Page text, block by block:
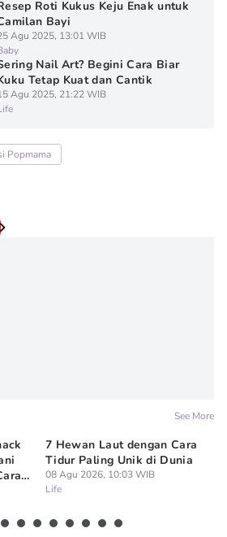
Roti Kukus Keju Enak untuk
Bayi
Agu 2025, 13:01 WIB
Nail Art? Begini Cara Biar
Tetap Kuat dan Cantik
Agu 2025, 21:22 WIB
Popmama
See More
7 Hewan Laut dengan Cara
Tidur Paling Unik di Dunia
08 Agu 2026, 10:03 WIB
Life